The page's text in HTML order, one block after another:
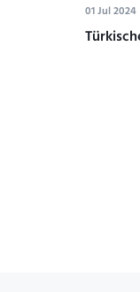
01 Jul 2024